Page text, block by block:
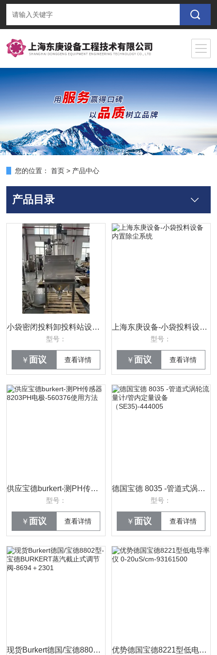
您的位置： 首页 > 产品中心
产品目录
小袋密闭投料卸投料站设备的功能
型号：
￥ 面议 查看详情
上海东庚设备-小袋投料设备内置除尘系统
型号：
￥ 面议 查看详情
供应宝德burkert-测PH传感器8203PH电极-560376使用方法
型号：
￥ 面议 查看详情
德国宝德 8035 -管道式涡轮流量计/管内定量设备（SE35)-444005
型号：
￥ 面议 查看详情
现货Burkert德国/宝德8802型-宝德BURKERT蒸汽截止式调节阀-8694＋2301 优势德国宝德8221型低电导率仪 0-20uS/cm-93161500